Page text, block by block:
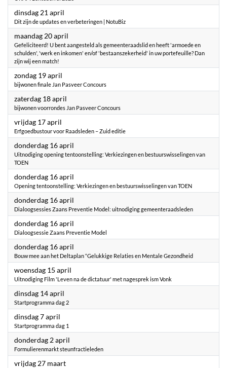
dinsdag 21 april
Dit zijn de updates en verbeteringen | NotuBiz
maandag 20 april
Gefeliciteerd! U bent aangesteld als gemeenteraadslid en heeft 'armoede en
schulden', 'werk en inkomen' en/of 'bestaanszekerheid' in uw portefeuille? Dan
zijn wij een match!
zondag 19 april
bijwonen finale Jan Pasveer Concours
zaterdag 18 april
bijwonen voorrondes Jan Pasveer Concours
vrijdag 17 april
Erfgoedbustour voor Raadsleden – Zuid editie
donderdag 16 april
Uitnodiging opening tentoonstelling: Verkiezingen en bestuurswisselingen van
TOEN
donderdag 16 april
Opening tentoonstelling: Verkiezingen en bestuurswisselingen van TOEN
donderdag 16 april
Dialoogsessies Zaans Preventie Model: uitnodiging gemeenteraadsleden
donderdag 16 april
Dialoogsessie Zaans Preventie Model
donderdag 16 april
Bouw mee aan het Deltaplan “Gelukkige Relaties en Mentale Gezondheid
woensdag 15 april
Uitnodiging Film 'Leven na de dictatuur' met nagesprek ism Vonk
dinsdag 14 april
Startprogramma dag 2
dinsdag 7 april
Startprogramma dag 1
donderdag 2 april
Formulierenmarkt steunfractieleden
vrijdag 27 maart2026